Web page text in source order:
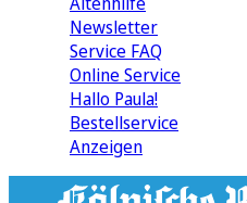
Newsletter
Service FAQ
Online Service
Hallo Paula!
Bestellservice
Anzeigen